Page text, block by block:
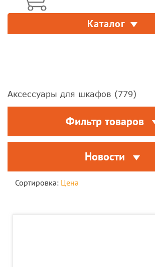
Каталог
Аксессуары для шкафов (779)
Фильтр товаров
Новости
Сортировка: Цена